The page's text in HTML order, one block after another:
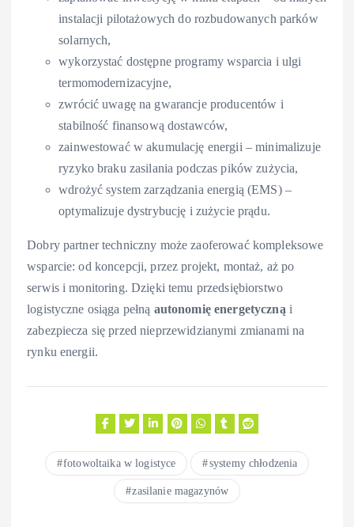
instalacji pilotażowych do rozbudowanych parków
solarnych,
wykorzystać dostępne programy wsparcia i ulgi
termomodernizacyjne,
zwrócić uwagę na gwarancje producentów i
stabilność finansową dostawców,
zainwestować w akumulację energii – minimalizuje
ryzyko braku zasilania podczas pików zużycia,
wdrożyć system zarządzania energią (EMS) –
optymalizuje dystrybucję i zużycie prądu.
Dobry partner techniczny może zaoferować kompleksowe
wsparcie: od koncepcji, przez projekt, montaż, aż po
serwis i monitoring. Dzięki temu przedsiębiorstwo
logistyczne osiąga pełną autonomię energetyczną i
zabezpiecza się przed nieprzewidzianymi zmianami na
rynku energii.
fotowoltaika w logistyce systemy chłodzenia
zasilanie magazynów